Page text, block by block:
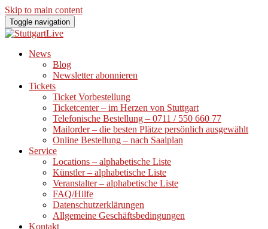
Skip to main content
Toggle navigation
News
Blog
Newsletter abonnieren
Tickets
Ticket Vorbestellung
Ticketcenter – im Herzen von Stuttgart
Telefonische Bestellung – 0711 / 550 660 77
Mailorder – die besten Plätze persönlich ausgewählt
Online Bestellung – nach Saalplan
Service
Locations – alphabetische Liste
Künstler – alphabetische Liste
Veranstalter – alphabetische Liste
FAQ/Hilfe
Datenschutzerklärungen
Allgemeine Geschäftsbedingungen
Kontakt